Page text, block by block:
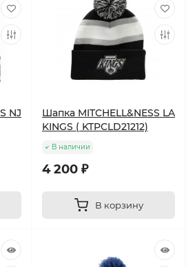
NJ
Шапка MITCHELL&NESS LA
KINGS ( KTPCLD21212)
В наличии
4 200 ₽
В корзину